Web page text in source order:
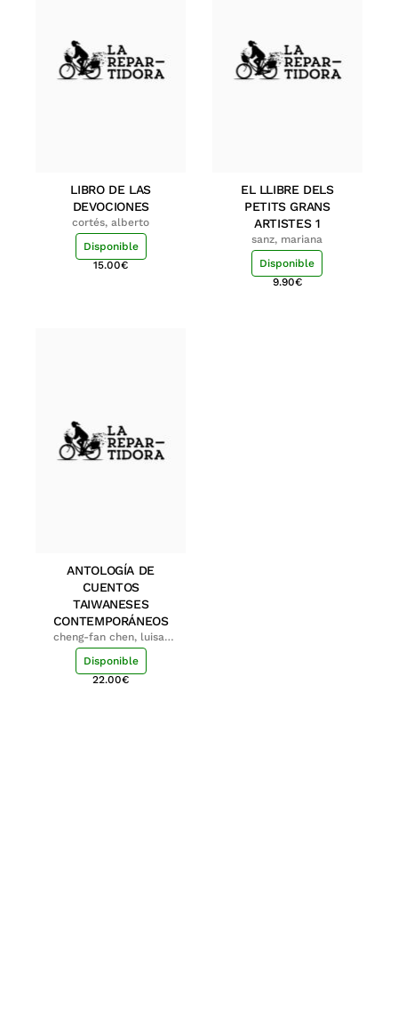
LIBRO DE LAS
DEVOCIONES
cortés, alberto
Disponible
15.00€
EL LLIBRE DELS
PETITS GRANS
ARTISTES 1
sanz, mariana
Disponible
9.90€
ANTOLOGÍA DE
CUENTOS
TAIWANESES
CONTEMPORÁNEOS
cheng-fan chen, luisa;
shu-ying chang, luisa
Disponible
22.00€